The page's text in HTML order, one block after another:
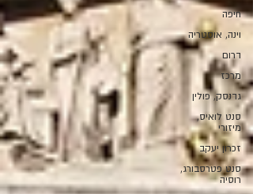
חיפה
וינה, אוסטריה
דרום
מרכז
גדנסק, פולין
סנט לואיס,
מיזורי
זכרון יעקב
סנט פטרסבורג,
רוסיה